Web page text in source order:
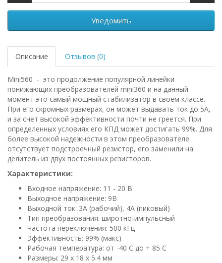
Уведомить
Описание Отзывов (0)
Mini560 - это продолжение популярной линейки
понижающих преобразователей mini360 и на данный
момент это самый мощный стабилизатор в своем классе.
При его скромных размерах, он может выдавать ток до 5А,
и за счет высокой эффективности почти не греется. При
определенных условиях его КПД может достигать 99%. Для
более высокой надежности в этом преобразователе
отсутствует подстроечный резистор, его заменили на
делитель из двух постоянных резисторов.
Характеристики:
Входное напряжение: 11 - 20 В
Выходное напряжение: 9В
Выходной ток: 3А (рабочий), 4А (пиковый)
Тип преобразования: широтно-импульсный
Частота переключения: 500 кГц
Эффективность: 99% (макс)
Рабочая температура: от -40 C до + 85 С
Размеры: 29 x 18 x 5.4 мм